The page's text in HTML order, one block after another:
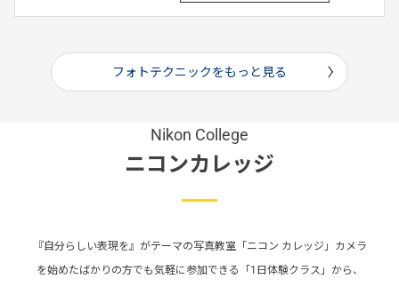
フォトテクニックをもっと見る
Nikon College
ニコンカレッジ
『自分らしい表現を』がテーマの写真教室「ニコン カレッジ」カメラ
を始めたばかりの方でも気軽に参加できる「1日体験クラス」から、